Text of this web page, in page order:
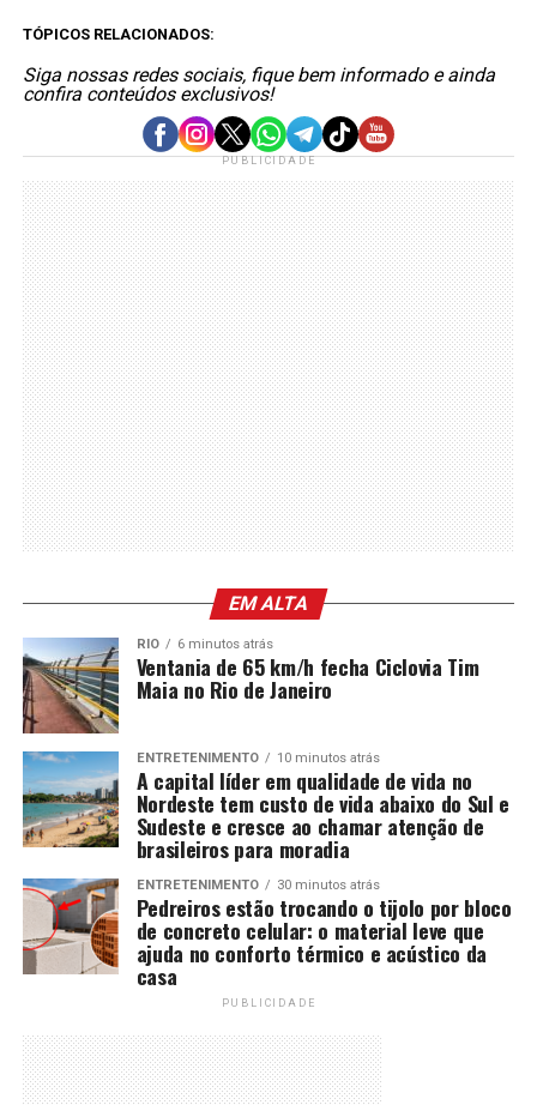
TÓPICOS RELACIONADOS:
Siga nossas redes sociais, fique bem informado e ainda
confira conteúdos exclusivos!
PUBLICIDADE
EM ALTA
RIO 6 minutos atrás
Ventania de 65 km/h fecha Ciclovia Tim
Maia no Rio de Janeiro
ENTRETENIMENTO 10 minutos atrás
A capital líder em qualidade de vida no
Nordeste tem custo de vida abaixo do Sul e
Sudeste e cresce ao chamar atenção de
brasileiros para moradia
ENTRETENIMENTO 30 minutos atrás
Pedreiros estão trocando o tijolo por bloco
de concreto celular: o material leve que
ajuda no conforto térmico e acústico da
casa
PUBLICIDADE